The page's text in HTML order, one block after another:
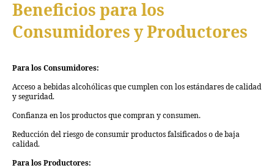
Beneficios para los
Consumidores y Productores
Para los Consumidores:
Acceso a bebidas alcohólicas que cumplen con los estándares de calidad
y seguridad.
Confianza en los productos que compran y consumen.
Reducción del riesgo de consumir productos falsificados o de baja
calidad.
Para los Productores: